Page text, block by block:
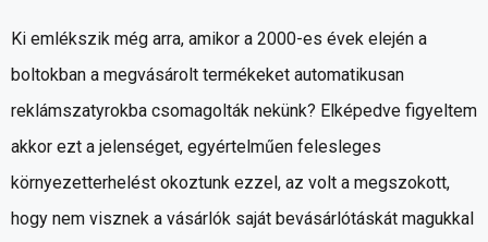
Ki emlékszik még arra, amikor a 2000-es évek elején a
boltokban a megvásárolt termékeket automatikusan
reklámszatyrokba csomagolták nekünk? Elképedve figyeltem
akkor ezt a jelenséget, egyértelműen felesleges
környezetterhelést okoztunk ezzel, az volt a megszokott,
hogy nem visznek a vásárlók saját bevásárlótáskát magukkal